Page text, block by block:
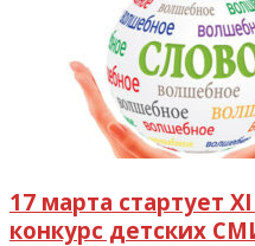
17 марта стартует
конкурс детских